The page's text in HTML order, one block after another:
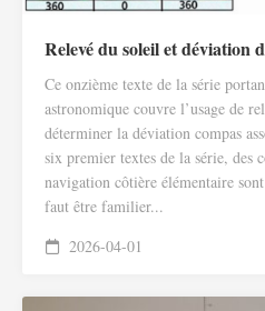
Relevé du soleil et déviation
Ce onzième texte de la série
astronomique couvre l’usage de
déterminer la déviation compas
six premier textes de la série, des
navigation côtière élémentaire
faut être familier...
2026-04-01